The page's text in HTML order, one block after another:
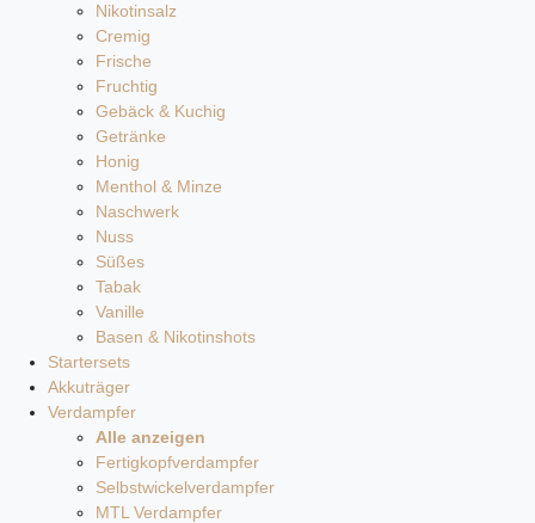
Nikotinsalz
Cremig
Frische
Fruchtig
Gebäck & Kuchig
Getränke
Honig
Menthol & Minze
Naschwerk
Nuss
Süßes
Tabak
Vanille
Basen & Nikotinshots
Startersets
Akkuträger
Verdampfer
Alle anzeigen
Fertigkopfverdampfer
Selbstwickelverdampfer
MTL Verdampfer